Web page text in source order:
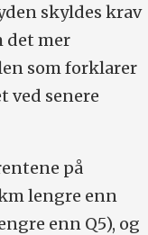
skyldes krav
det mer
som forklarer
ved senere
på
lengre enn
enn Q5), og